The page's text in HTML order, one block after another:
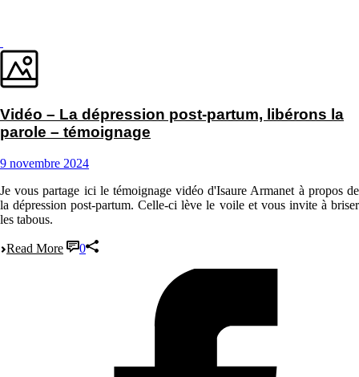
Vidéo – La dépression post-partum, libérons la
parole – témoignage
9 novembre 2024
Je vous partage ici le témoignage vidéo d'Isaure Armanet à propos de
la dépression post-partum. Celle-ci lève le voile et vous invite à briser
les tabous.
Read More 0